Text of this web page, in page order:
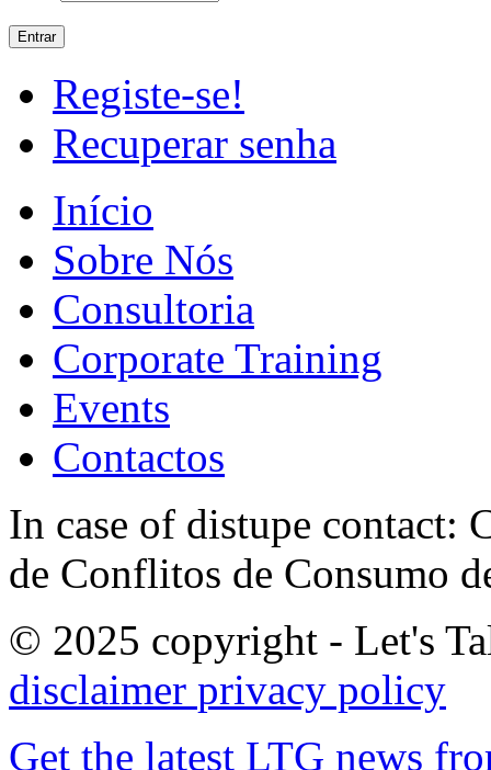
Registe-se!
Recuperar senha
Início
Sobre Nós
Consultoria
Corporate Training
Events
Contactos
In case of distupe contact:
de Conflitos de Consumo
© 2025 copyright - Let's
disclaimer privacy policy
Get the latest LTG news